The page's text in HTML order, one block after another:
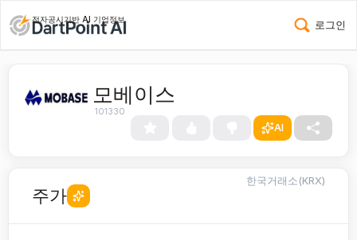
전자공시기반 AI 기업정보 로그인
모베이스
101330
AI
주가
한국거래소(KRX)